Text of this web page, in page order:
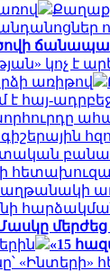
կոչ է
առիթով
է հայ-
գիշերային
հաղթանակի
մերժեց
«15